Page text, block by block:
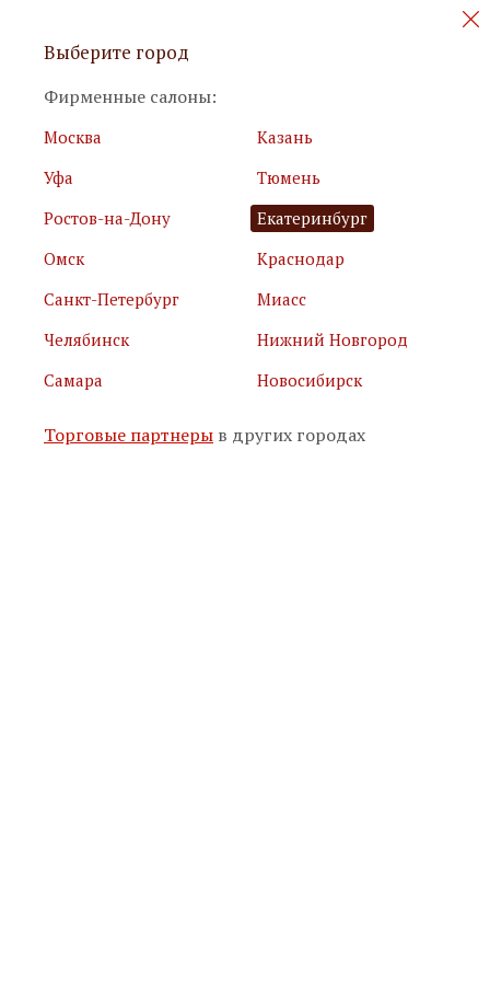
Персональные акции и новинки
Я принимаю
условия использования сайта
Я соглашаюсь сполитикой обработки персональных
Подписаться
Выберите город
Фирменные салоны:
Москва
Казань
Уфа
Тюмень
Ростов-на-Дону
Екатеринбург
Омск
Краснодар
Санкт-Петербург
Миасс
Челябинск
Нижний Новгород
Самара
Новосибирск
Торговые партнеры в других городах